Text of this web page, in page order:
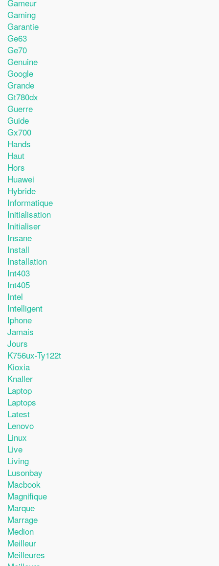
Gameur
Gaming
Garantie
Ge63
Ge70
Genuine
Google
Grande
Gt780dx
Guerre
Guide
Gx700
Hands
Haut
Hors
Huawei
Hybride
Informatique
Initialisation
Initialiser
Insane
Install
Installation
Int403
Int405
Intel
Intelligent
Iphone
Jamais
Jours
K756ux-Ty122t
Kioxia
Knaller
Laptop
Laptops
Latest
Lenovo
Linux
Live
Living
Lusonbay
Macbook
Magnifique
Marque
Marrage
Medion
Meilleur
Meilleures